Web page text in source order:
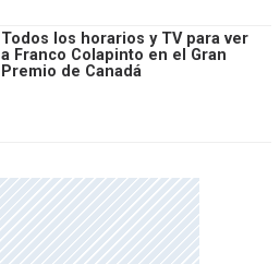
Todos los horarios y TV para ver
a Franco Colapinto en el Gran
Premio de Canadá